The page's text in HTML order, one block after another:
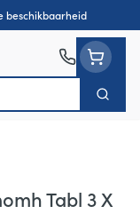
beschikbaarheid
Zoek
Tabl 3 X